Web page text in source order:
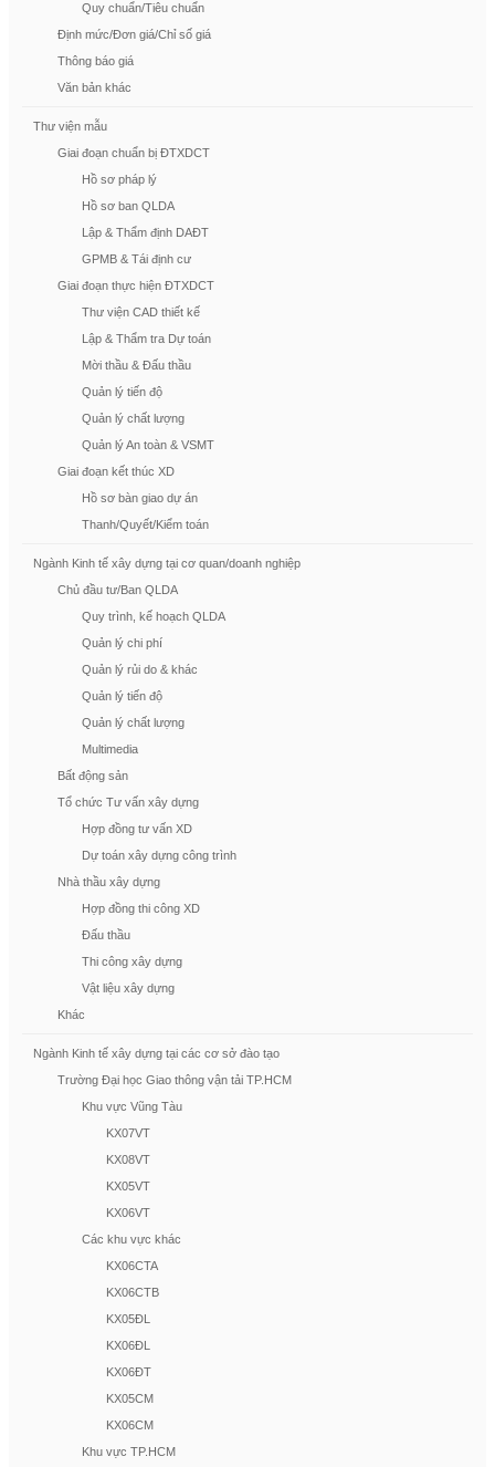
Quy chuẩn/Tiêu chuẩn
Định mức/Đơn giá/Chỉ số giá
Thông báo giá
Văn bản khác
Thư viện mẫu
Giai đoạn chuẩn bị ĐTXDCT
Hồ sơ pháp lý
Hồ sơ ban QLDA
Lập & Thẩm định DAĐT
GPMB & Tái định cư
Giai đoạn thực hiện ĐTXDCT
Thư viện CAD thiết kế
Lập & Thẩm tra Dự toán
Mời thầu & Đấu thầu
Quản lý tiến độ
Quản lý chất lượng
Quản lý An toàn & VSMT
Giai đoạn kết thúc XD
Hồ sơ bàn giao dự án
Thanh/Quyết/Kiểm toán
Ngành Kinh tế xây dựng tại cơ quan/doanh nghiệp
Chủ đầu tư/Ban QLDA
Quy trình, kế hoạch QLDA
Quản lý chi phí
Quản lý rủi do & khác
Quản lý tiến độ
Quản lý chất lượng
Multimedia
Bất động sản
Tổ chức Tư vấn xây dựng
Hợp đồng tư vấn XD
Dự toán xây dựng công trình
Nhà thầu xây dựng
Hợp đồng thi công XD
Đấu thầu
Thi công xây dựng
Vật liệu xây dựng
Khác
Ngành Kinh tế xây dựng tại các cơ sở đào tạo
Trường Đại học Giao thông vận tải TP.HCM
Khu vực Vũng Tàu
KX07VT
KX08VT
KX05VT
KX06VT
Các khu vực khác
KX06CTA
KX06CTB
KX05ĐL
KX06ĐL
KX06ĐT
KX05CM
KX06CM
Khu vực TP.HCM